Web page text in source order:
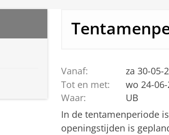
Vanaf:
za 30-05-
Tot en met:
wo 24-
Waar:
UB
In de tentamenperiode
openingstijden is